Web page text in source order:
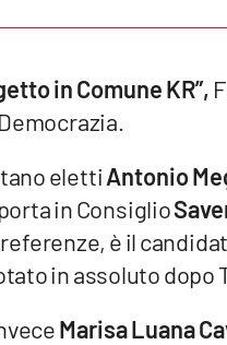
in Comune KR”,
elettiAntonio
porta in Consiglio
è il
in assoluto dopo
Marisa Luana